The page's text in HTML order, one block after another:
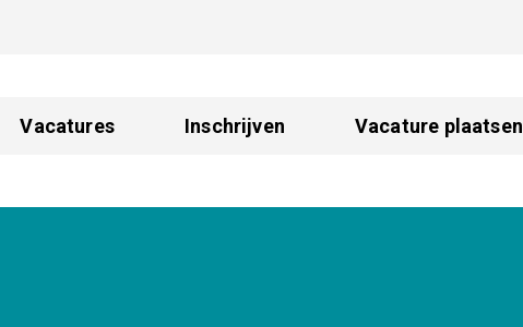
Vacatures Inschrijven Vacature plaatsen